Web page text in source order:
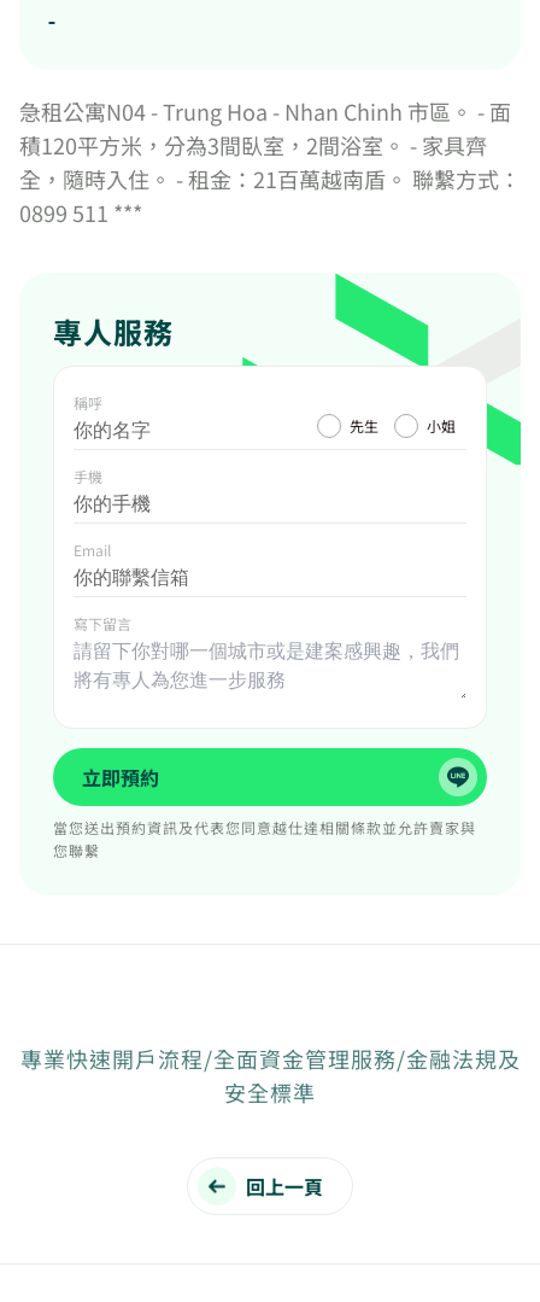
-
急租公寓N04 - Trung Hoa - Nhan Chinh 市區。 - 面
積120平方米，分為3間臥室，2間浴室。 - 家具齊
全，隨時入住。 - 租金：21百萬越南盾。 聯繫方式：
0899 511 ***
專人服務
稱呼
先生
小姐
手機
Email
寫下留言
立即預約
當您送出預約資訊及代表您同意越仕達相關條款並允許賣家與
您聯繫
專業快速開戶流程/全面資金管理服務/金融法規及
安全標準
回上一頁